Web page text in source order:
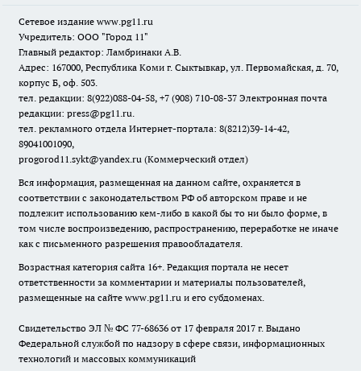
Сетевое издание www.pg11.ru
Учредитель: ООО "Город 11"
Главный редактор: Ламбринаки А.В.
Адрес: 167000, Республика Коми г. Сыктывкар, ул. Первомайская, д. 70,
корпус Б, оф. 503.
тел. редакции: 8(922)088-04-58, +7 (908) 710-08-37 Электронная почта
редакции: press@pg11.ru.
тел. рекламного отдела Интернет-портала: 8(8212)39-14-42,
89041001090,
progorod11.sykt@yandex.ru (Коммерческий отдел)
Вся информация, размещенная на данном сайте, охраняется в
соответствии с законодательством РФ об авторском праве и не
подлежит использованию кем-либо в какой бы то ни было форме, в
том числе воспроизведению, распространению, переработке не иначе
как с письменного разрешения правообладателя.
Возрастная категория сайта 16+. Редакция портала не несет
ответственности за комментарии и материалы пользователей,
размещенные на сайте www.pg11.ru и его субдоменах.
Свидетельство ЭЛ № ФС 77-68636 от 17 февраля 2017 г. Выдано
Федеральной службой по надзору в сфере связи, информационных
технологий и массовых коммуникаций